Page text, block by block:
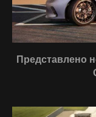
Представлено